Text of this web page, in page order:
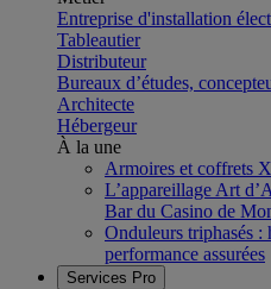
Entreprise d'installation
Tableautier
Distributeur
Bureaux d’études,
Architecte
Hébergeur
À la une
Armoires et coffrets
L’appareillage Art
Bar du Casino de
Onduleurs triphasés :
performance assurées
Services Pro